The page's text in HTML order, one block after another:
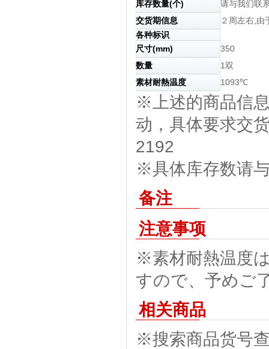
库存数量(个)
请与我们联
交货期信息
２周左右,
各种标识
尺寸(mm)
350
数量
1双
素材耐熱温度
1093℃
※上述的商品信
动，具体要求交
2192
※具体库存数请
备注
注意事项
※素材耐熱温度
すので、予めご
相关商品
※搜索商品货号